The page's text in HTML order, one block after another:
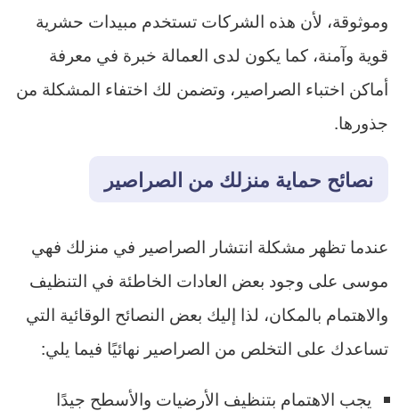
وموثوقة، لأن هذه الشركات تستخدم مبيدات حشرية
قوية وآمنة، كما يكون لدى العمالة خبرة في معرفة
أماكن اختباء الصراصير، وتضمن لك اختفاء المشكلة من
جذورها.
نصائح حماية منزلك من الصراصير
عندما تظهر مشكلة انتشار الصراصير في منزلك فهي
موسى على وجود بعض العادات الخاطئة في التنظيف
والاهتمام بالمكان، لذا إليك بعض النصائح الوقائية التي
تساعدك على التخلص من الصراصير نهائيًا فيما يلي:
يجب الاهتمام بتنظيف الأرضيات والأسطح جيدًا